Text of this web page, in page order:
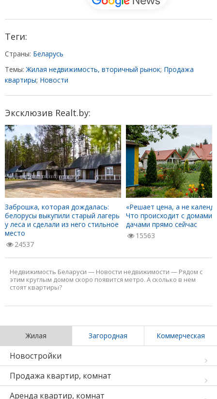
Теги:
Страны: Беларусь
Темы: Жилая недвижимость, вторичный рынок; Продажа
квартиры; Новости
Эксклюзив Realt.by:
Заброшка, которая дождалась:
белорусы выкупили старый лагерь
у леса и сделали из него стильное
место
24537
«Решает цена, а не
Что происходит с домами
дачами прямо сейчас
15563
Недвижимость Беларуси — Новости недвижимости — Рядом с
этим круглым домом скоро появится метро. А сколько в нем
стоят квартиры?
Жилая Загородная Коммерческая
Новостройки
Продажа квартир, комнат
Аренда квартир, комнат